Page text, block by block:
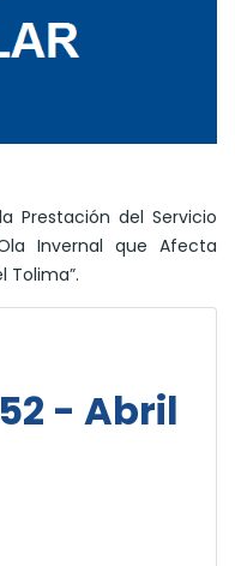
Prestación del Servicio
Invernal que Afecta
- Abril